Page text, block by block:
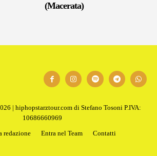
(Macerata)
| hiphopstarztour.com di Stefano Tosoni P.IVA:
10686660969
redazione Entra nel Team Contatti